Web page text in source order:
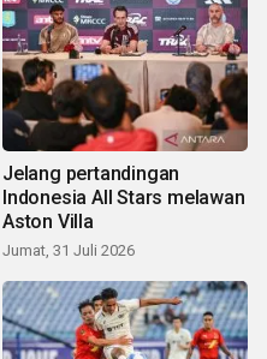
Jelang pertandingan
Indonesia All Stars melawan
Aston Villa
Jumat, 31 Juli 2026